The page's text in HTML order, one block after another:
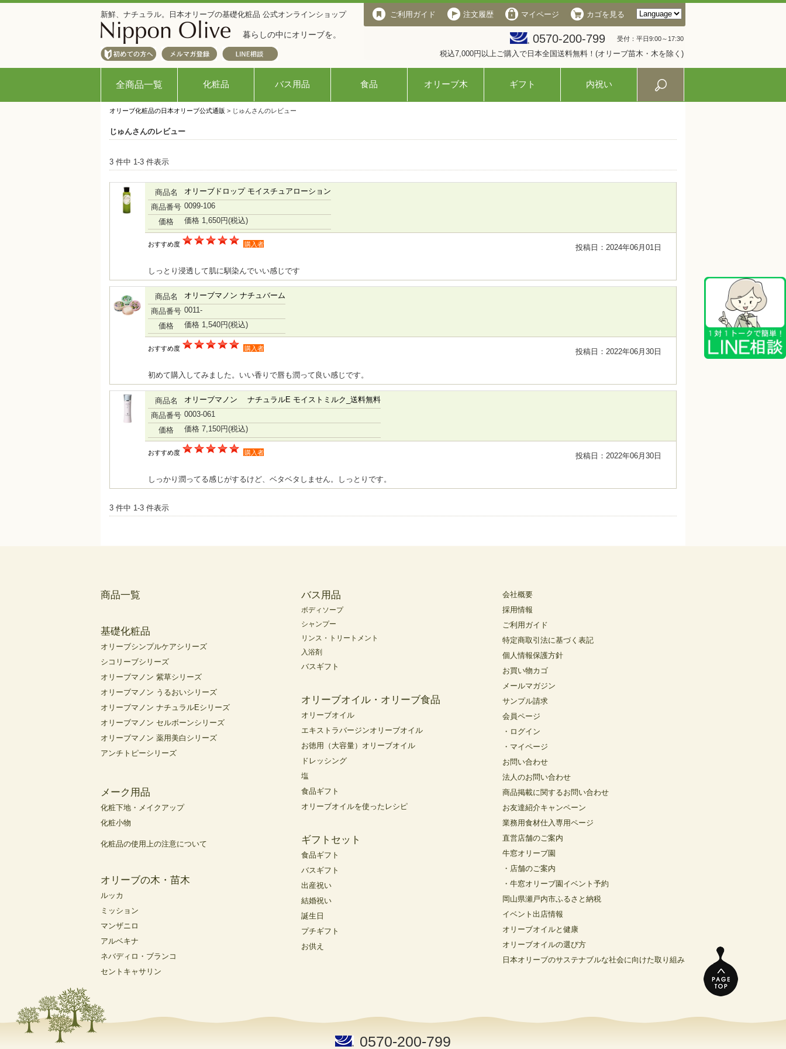
新鮮、ナチュラル。日本オリーブの基礎化粧品 公式オンラインショップ
暮らしの中にオリーブを。
ご利用ガイド 注文履歴 マイページ カゴを見る
0570-200-799 受付：平日9:00～17:30
税込7,000円以上ご購入で日本全国送料無料！(オリーブ苗木・木を除く)
全商品一覧 化粧品 バス用品 食品 オリーブ木 ギフト 内祝い
オリーブ化粧品の日本オリーブ公式通販 > じゅんさんのレビュー
じゅんさんのレビュー
3 件中 1-3 件表示
商品名
オリーブドロップ モイスチュアローション
商品番号 0099-106
価格
価格 1,650円(税込)
投稿日：2024年06月01日
おすすめ度 購入者
しっとり浸透して肌に馴染んでいい感じです
商品名
オリーブマノン ナチュバーム
商品番号 0011-
価格
価格 1,540円(税込)
投稿日：2022年06月30日
おすすめ度 購入者
初めて購入してみました。いい香りで唇も潤って良い感じです。
商品名
オリーブマノン ナチュラルE モイストミルク_送料無料
商品番号 0003-061
価格
価格 7,150円(税込)
投稿日：2022年06月30日
おすすめ度 購入者
しっかり潤ってる感じがするけど、ベタベタしません。しっとりです。
3 件中 1-3 件表示
商品一覧
基礎化粧品
オリーブシンプルケアシリーズ
シコリーブシリーズ
オリーブマノン 紫草シリーズ
オリーブマノン うるおいシリーズ
オリーブマノン ナチュラルEシリーズ
オリーブマノン セルボーンシリーズ
オリーブマノン 薬用美白シリーズ
アンチトピーシリーズ
メーク用品
化粧下地・メイクアップ
化粧小物
化粧品の使用上の注意について
オリーブの木・苗木
ルッカ
ミッション
マンザニロ
アルベキナ
ネバディロ・ブランコ
セントキャサリン
バス用品
ボディソープ
シャンプー
リンス・トリートメント
入浴剤
バスギフト
オリーブオイル・オリーブ食品
オリーブオイル
エキストラバージンオリーブオイル
お徳用（大容量）オリーブオイル
ドレッシング
塩
食品ギフト
オリーブオイルを使ったレシピ
ギフトセット
食品ギフト
バスギフト
出産祝い
結婚祝い
誕生日
プチギフト
お供え
会社概要
採用情報
ご利用ガイド
特定商取引法に基づく表記
個人情報保護方針
お買い物カゴ
メールマガジン
サンプル請求
会員ページ
・ログイン
・マイページ
お問い合わせ
法人のお問い合わせ
商品掲載に関するお問い合わせ
お友達紹介キャンペーン
業務用食材仕入専用ページ
直営店舗のご案内
牛窓オリーブ園
・店舗のご案内
・牛窓オリーブ園イベント予約
岡山県瀬戸内市ふるさと納税
イベント出店情報
オリーブオイルと健康
オリーブオイルの選び方
日本オリーブのサステナブルな社会に向けた取り組み
0570-200-799